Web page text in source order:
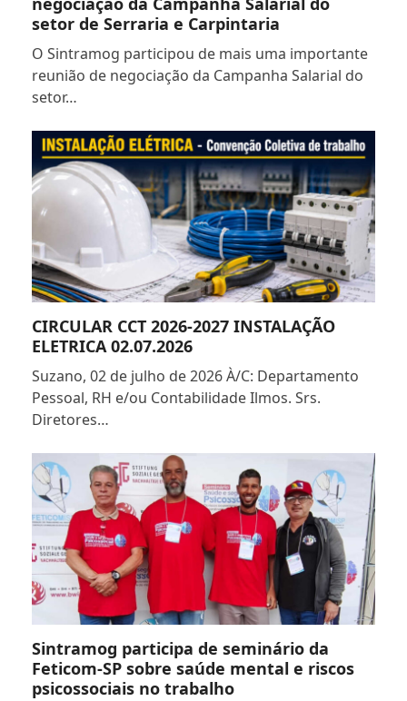
setor de Serraria e Carpintaria
O Sintramog participou de mais uma importante
reunião de negociação da Campanha Salarial do
setor…
CIRCULAR CCT 2026-2027 INSTALAÇÃO
ELETRICA 02.07.2026
Suzano, 02 de julho de 2026 À/C: Departamento
Pessoal, RH e/ou Contabilidade Ilmos. Srs.
Diretores…
Sintramog participa de seminário da
Feticom-SP sobre saúde mental e riscos
psicossociais no trabalho